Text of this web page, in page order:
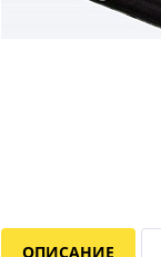
ОПИСАНИЕ